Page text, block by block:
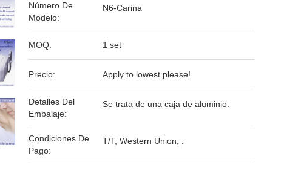
Número De
Modelo:
N6-Carina
MOQ: 1 set
Precio: Apply to lowest please!
Detalles Del
Embalaje:
Se trata de una caja de aluminio.
Condiciones De
Pago:
T/T, Western Union, .